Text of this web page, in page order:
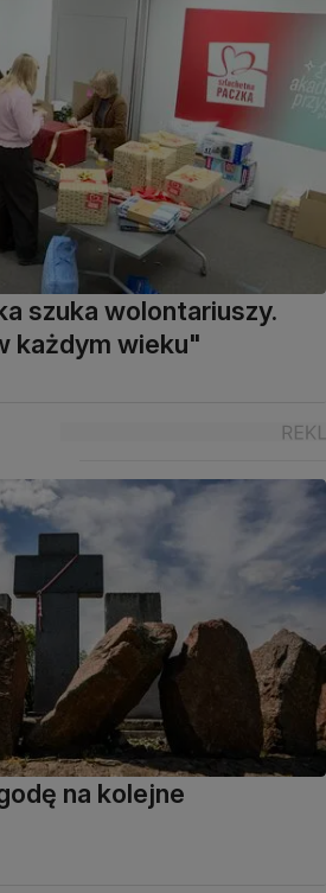
szuka wolontariuszy.
każdym wieku"
na kolejne